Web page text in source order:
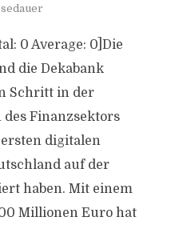
0 Average: 0]Die
die Dekabank
Schritt in der
Finanzsektors
digitalen
auf der
haben. Mit einem
Millionen Euro hat